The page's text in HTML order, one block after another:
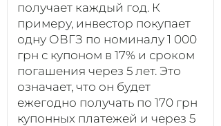
получает каждый год. К
примеру, инвестор покупает
одну ОВГЗ по номиналу 1 000
грн с купоном в 17% и сроком
погашения через 5 лет. Это
означает, что он будет
ежегодно получать по 170 грн
купонных платежей и через 5